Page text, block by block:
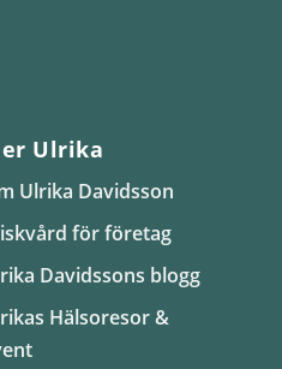
Ulrika
Ulrika Davidsson
för företag
Davidssons blogg
Hälsoresor &